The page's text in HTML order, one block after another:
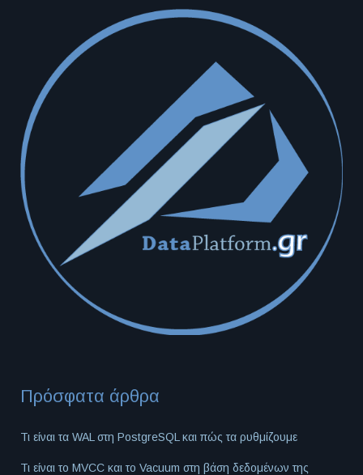
Πρόσφατα άρθρα
Τι είναι τα WAL στη PostgreSQL και πώς τα ρυθμίζουμε
Τι είναι το MVCC και το Vacuum στη βάση δεδομένων της